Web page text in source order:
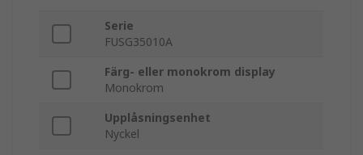
Serie
FUSG35010A
Färg- eller monokrom display
Monokrom
Upplåsningsenhet
Nyckel